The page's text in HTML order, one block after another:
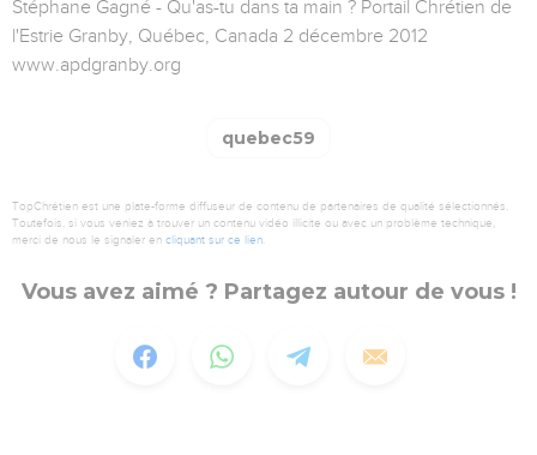
Stéphane Gagné - Qu'as-tu dans ta main ? Portail Chrétien de
l'Estrie Granby, Québec, Canada 2 décembre 2012
www.apdgranby.org
quebec59
TopChrétien est une plate-forme diffuseur de contenu de partenaires de qualité sélectionnés.
Toutefois, si vous veniez à trouver un contenu vidéo illicite ou avec un problème technique,
merci de nous le signaler en cliquant sur ce lien.
Vous avez aimé ? Partagez autour de vous !